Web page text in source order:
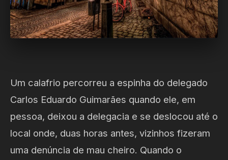
Um calafrio percorreu a espinha do delegado
Carlos Eduardo Guimarães quando ele, em
pessoa, deixou a delegacia e se deslocou até o
local onde, duas horas antes, vizinhos fizeram
uma denúncia de mau cheiro. Quando o